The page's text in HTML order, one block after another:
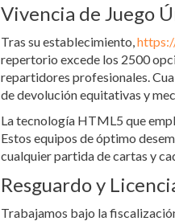
Vivencia de Juego
Tras su establecimiento,
repertorio excede los 2500
repartidores profesionales.
de devolución equitativas y
La tecnología HTML5 que
Estos equipos de óptimo
cualquier partida de cartas y
Resguardo y
Trabajamos bajo la